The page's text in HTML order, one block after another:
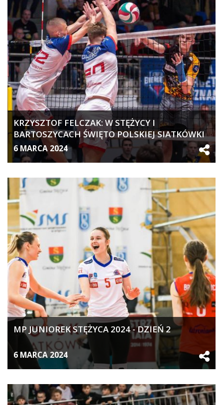
KRZYSZTOF FELCZAK: W STĘŻYCY I
BARTOSZYCACH ŚWIĘTO POLSKIEJ SIATKÓWKI
6 MARCA 2024
MP JUNIOREK STĘŻYCA 2024 - DZIEŃ 2
6 MARCA 2024